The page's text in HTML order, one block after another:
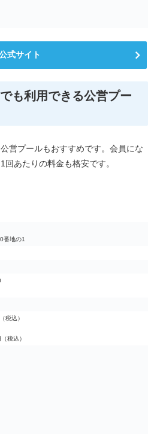
式サイト
も利用できる公営プー
営プールもおすすめです。会員にな
あたりの料金も格安です。
番地の1
税込）
税込）